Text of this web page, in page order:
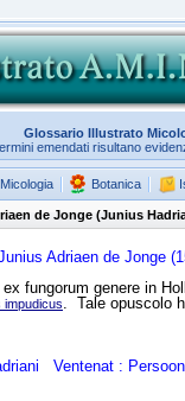
Glossario Illustrato
emendati risultano
Micologia Botanica
de Jonge (Junius
Adriaen de Jonge
fungorum genere in
impudicus. Tale opuscolo
Ventenat : Persoon